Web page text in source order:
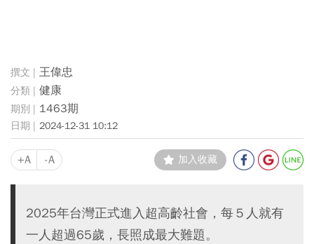
王偉忠
健康
1463期
2024-12-31 10:12
+A -A 加入收藏
2025年台灣正式進入超高齡社會，每５人就有
一人超過65歲，長照成最大難題。